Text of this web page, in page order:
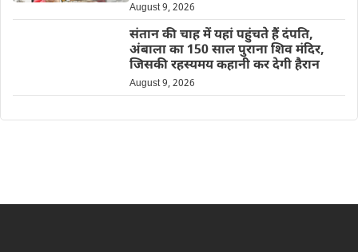
August 9, 2026
संतान की चाह में यहां पहुंचते हैं दंपति,
अंबाला का 150 साल पुराना शिव मंदिर,
जिसकी रहस्यमय कहानी कर देगी हैरान
August 9, 2026